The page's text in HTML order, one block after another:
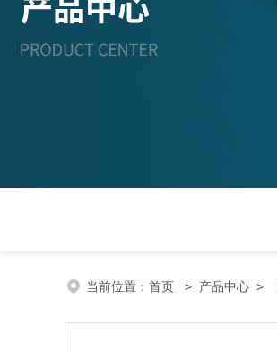
当前位置： 首页 > 产品中心 >